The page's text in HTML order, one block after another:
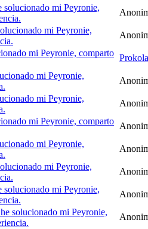
solucionado mi Peyronie,
mi Peyronie,
mi Peyronie, comparto Prokola
mi Peyronie,
mi Peyronie,
mi Peyronie, comparto
mi Peyronie,
mi Peyronie,
solucionado mi Peyronie,
solucionado mi Peyronie,